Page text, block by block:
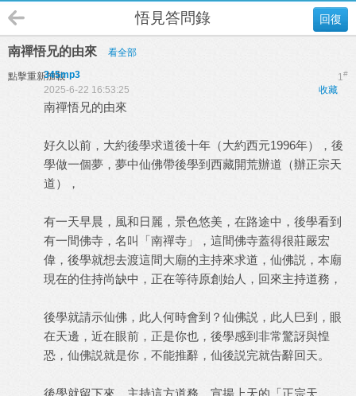
回復
悟見答問錄
南禪悟兄的由來 看全部
點擊重新加載 1#
345mp3
收藏
2025-6-22 16:53:25
南禪悟兄的由來
好久以前，大約後學求道後十年（大約西元1996年），後
學做一個夢，夢中仙佛帶後學到西藏開荒辦道（辦正宗天
道），
有一天早晨，風和日麗，景色悠美，在路途中，後學看到
有一間佛寺，名叫「南禪寺」，這間佛寺蓋得很莊嚴宏
偉，後學就想去渡這間大廟的主持來求道，仙佛説，本廟
現在的住持尚缺中，正在等待原創始人，回來主持道務，
後學就請示仙佛，此人何時會到？仙佛説，此人巳到，眼
在天邊，近在眼前，正是你也，後學感到非常驚訝與惶
恐，仙佛説就是你，不能推辭，仙後説完就告辭回天。
後學就留下來，主持這方道務，宣揚上天的「正宗天